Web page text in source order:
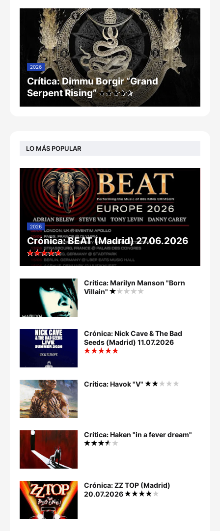
2026
Crítica: Dimmu Borgir “Grand
Serpent Rising”
LO MÁS POPULAR
2026
Crónica: BEAT (Madrid) 27.06.2026
Crítica: Marilyn Manson "Born
Villain"
Crónica: Nick Cave & The Bad
Seeds (Madrid) 11.07.2026
Crítica: Havok "V"
Crítica: Haken "in a fever dream"
Crónica: ZZ TOP (Madrid)
20.07.2026